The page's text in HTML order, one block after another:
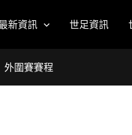
新資訊 世足資訊
外圍賽賽程